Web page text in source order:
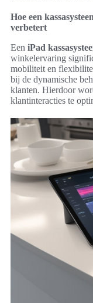
Hoe een
verbetert
Een iPad
winkelervaring
mobiliteit en
bij de dynamische
klanten. Hierdoor
klantinteracties te